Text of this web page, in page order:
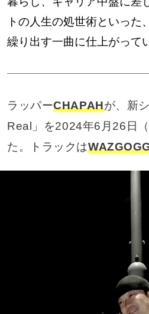
トの人生の処世術といった
繰り出す一曲に仕上がって
ラッパーCHAPAHが、新
Real」を2024年6月26日
た。トラックは